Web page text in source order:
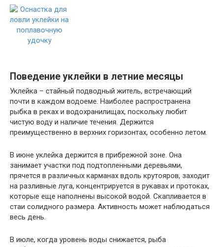
Поведение уклейки в летние месяцы
Уклейка – стайный подводный житель, встречающий
почти в каждом водоеме. Наиболее распространена
рыбка в реках и водохранилищах, поскольку любит
чистую воду и наличие течения. Держится
преимущественно в верхних горизонтах, особенно летом.
В июне уклейка держится в прибрежной зоне. Она
занимает участки под подтопленными деревьями,
прячется в различных карманах вдоль крутояров, заходит
на разливные луга, концентрируется в рукавах и протоках,
которые еще наполнены высокой водой. Скапливается в
стаи солидного размера. Активность может наблюдаться
весь день.
В июле, когда уровень воды снижается, рыба